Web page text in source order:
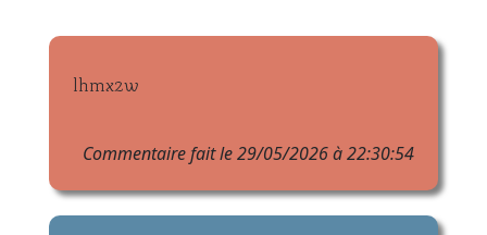
lhmx2w
Commentaire fait le 29/05/2026 à 22:30:54